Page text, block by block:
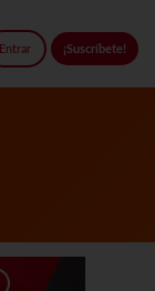
Entrar ¡Suscríbete!